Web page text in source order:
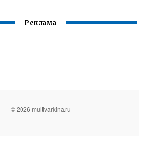
Реклама
© 2026 multivarkina.ru